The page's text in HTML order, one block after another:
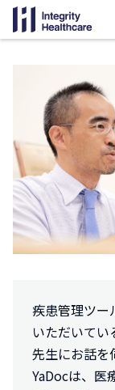
疾患管理ツー
いただいて
先生にお話を
YaDocは、医